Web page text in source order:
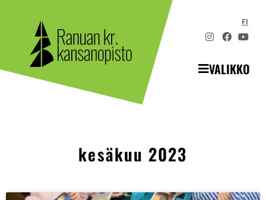
FI
VALIKKO
kesäkuu 2023